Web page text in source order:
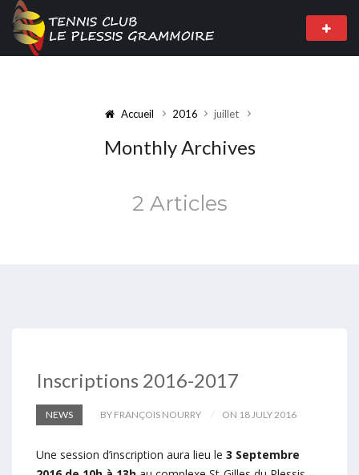
Accueil 2016 juillet
Monthly Archives
2 Articles
Inscriptions 2016-2017
NEWS BY FRANÇOIS NOURRY ON 18 JULY 2016
Une session d’inscription aura lieu le 3 Septembre